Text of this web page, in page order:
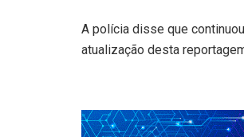
A polícia disse que
atualização desta